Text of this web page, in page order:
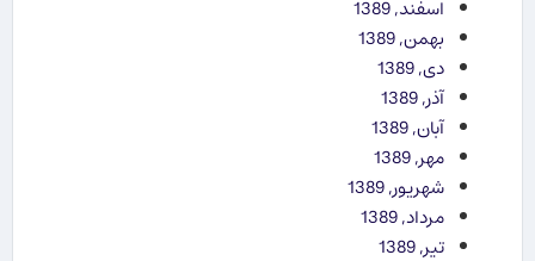
اسفند, 1389
بهمن, 1389
دی, 1389
آذر, 1389
آبان, 1389
مهر, 1389
شهریور, 1389
مرداد, 1389
تیر, 1389